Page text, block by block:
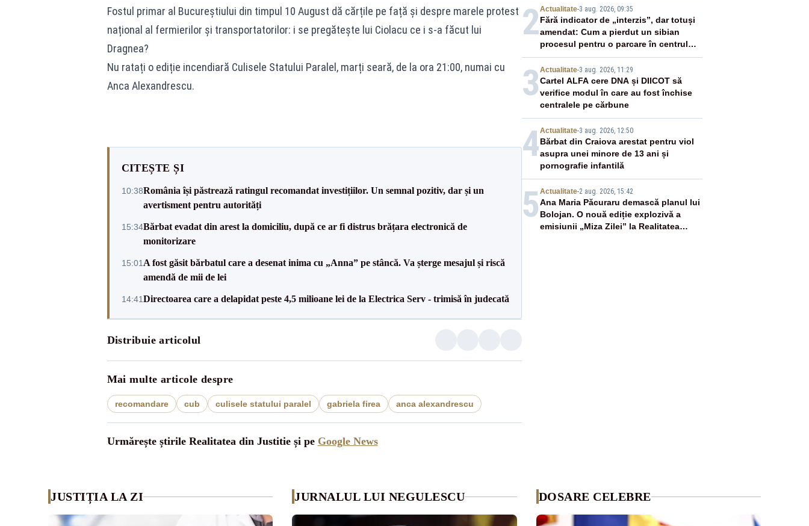
Fostul primar al Bucureștiului din timpul 10 August dă cărțile pe față și despre marele protest
național al fermierilor și transportatorilor: i se pregătește lui Ciolacu ce i s-a făcut lui
Dragnea?
Nu ratați o ediție incendiară Culisele Statului Paralel, marți seară, de la ora 21:00, numai cu
Anca Alexandrescu.
CITEȘTE ȘI
10:38România își păstrează ratingul recomandat investițiilor. Un semnal pozitiv, dar și un
avertisment pentru autorități
15:34Bărbat evadat din arest la domiciliu, după ce ar fi distrus brățara electronică de
monitorizare
15:01 A fost găsit bărbatul care a desenat inima cu „Anna” pe stâncă. Va șterge mesajul și riscă
amendă de mii de lei
14:41Directoarea care a delapidat peste 4,5 milioane lei de la Electrica Serv - trimisă în judecată
Distribuie articolul
Mai multe articole despre
recomandare cub culisele statului paralel gabriela firea anca alexandrescu
Urmărește știrile Realitatea din Justitie și pe Google News
2Actualitate-3 aug. 2026, 09:35
Fără indicator de „interzis”, dar totuși
amendat: Cum a pierdut un sibian
procesul pentru o parcare în centrul
orașului
3 Actualitate-3 aug. 2026, 11:29
Cartel ALFA cere DNA și DIICOT să
verifice modul în care au fost închise
centralele pe cărbune
4Actualitate-3 aug. 2026, 12:50
Bărbat din Craiova arestat pentru viol
asupra unei minore de 13 ani și
pornografie infantilă
5 Actualitate-2 aug. 2026, 15:42
Ana Maria Păcuraru demască planul lui
Bolojan. O nouă ediție explozivă a
emisiunii „Miza Zilei” la Realitatea
JUSTIȚIA LA ZI JURNALUL LUI NEGULESCU DOSARE CELEBRE